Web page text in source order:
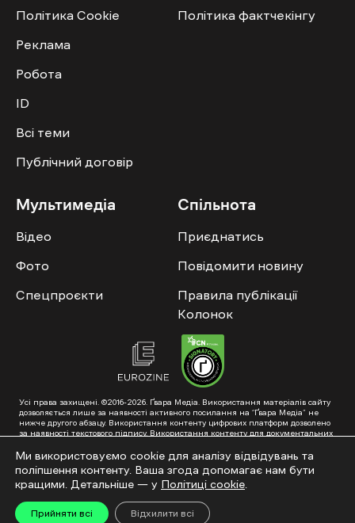
Політика Cookie
Реклама
Робота
ID
Всі теми
Публічний договір
Політика фактчекінгу
Мультимедіа
Відео
Фото
Спецпроєкти
Спільнота
Приєднатись
Повідомити новину
Правила публікації
Колонок
Усі права захищені. ©2016-2026. Ґвара Медіа. Використання матеріалів сайту
дозволяється лише за наявності активного посилання на “Ґвара Медіа” не
нижче другого абзацу. Використання контенту цифрових платформ дозволено
за наявності текстового підпису. Використання контенту для документальних
схвалення від редакції.
Суб’єкт у сфері онлайн-медіа; ідентифікатор медіа – R40-01353. Поштова
адреса: ГО «Ґвара Медіа», 61057, Харків, вул. Гоголя, 14, абонентська скринька
№7400
Підкинь нам тему на пошту – hello@gwaramedia.com
Ми використовуємо cookie для аналізу відвідувань та
поліпшення контенту. Ваша згода допомагає нам бути
кращими. Детальніше — у Політиці cookie
Прийняти всі Відхилити всі